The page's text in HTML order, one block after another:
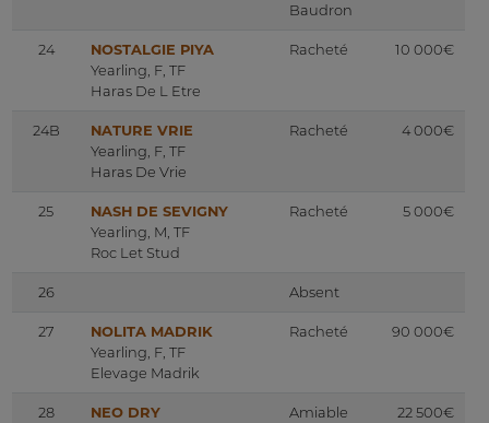
Baudron
24
NOSTALGIE PIYA
Yearling, F, TF
Haras De L Etre
Racheté 10 000€
24B
NATURE VRIE
Yearling, F, TF
Haras De Vrie
Racheté 4 000€
25
NASH DE SEVIGNY
Yearling, M, TF
Roc Let Stud
Racheté 5 000€
26 Absent
27
NOLITA MADRIK
Yearling, F, TF
Elevage Madrik
Racheté 90 000€
28
NEO DRY
Amiable
22 500€